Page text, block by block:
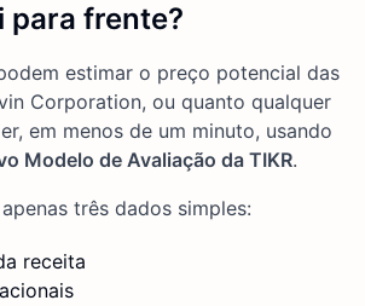
para frente?
estimar o preço potencial das
Corporation, ou quanto qualquer
em menos de um minuto, usando
Modelo de Avaliação da TIKR.
três dados simples:
receita